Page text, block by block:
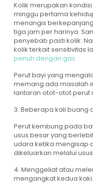
Kolik merupakan
minggu pertama
menangis
tiga jam per harinya.
penyebab pasti kolik.
kolik terkait sensitivitas
penuh dengan gas.
Perut bayi yang
memang ada masalah
lantaran otot-otot perut
3. Beberapa kali buang
Perut kembung pada
usus besar yang
udara ketika mengisap
dikeluarkan melalui
4. Menggeliat atau
mengangkat kedua kaki.